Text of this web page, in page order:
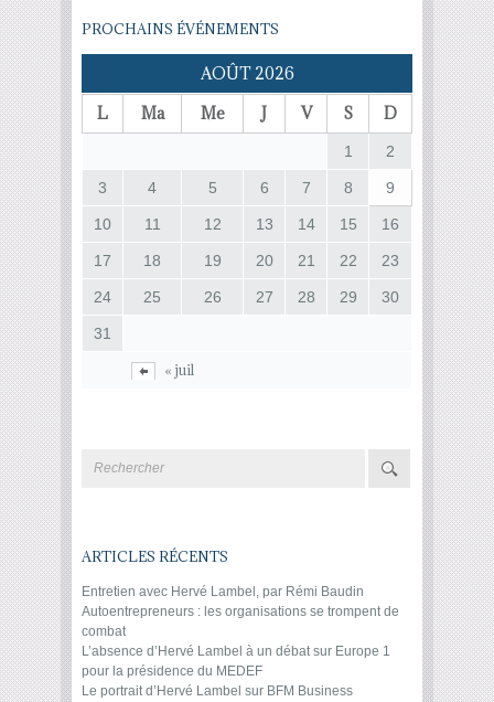
PROCHAINS ÉVÉNEMENTS
AOÛT 2026
L
Ma Me J V S D
« juil
1 2
3 4 5 6 7 8 9
10 11 12 13 14 15 16
17 18 19 20 21 22 23
24 25 26 27 28 29 30
31
ARTICLES RÉCENTS
Entretien avec Hervé Lambel, par Rémi Baudin
Autoentrepreneurs : les organisations se trompent de
combat
L’absence d’Hervé Lambel à un débat sur Europe 1
pour la présidence du MEDEF
Le portrait d’Hervé Lambel sur BFM Business